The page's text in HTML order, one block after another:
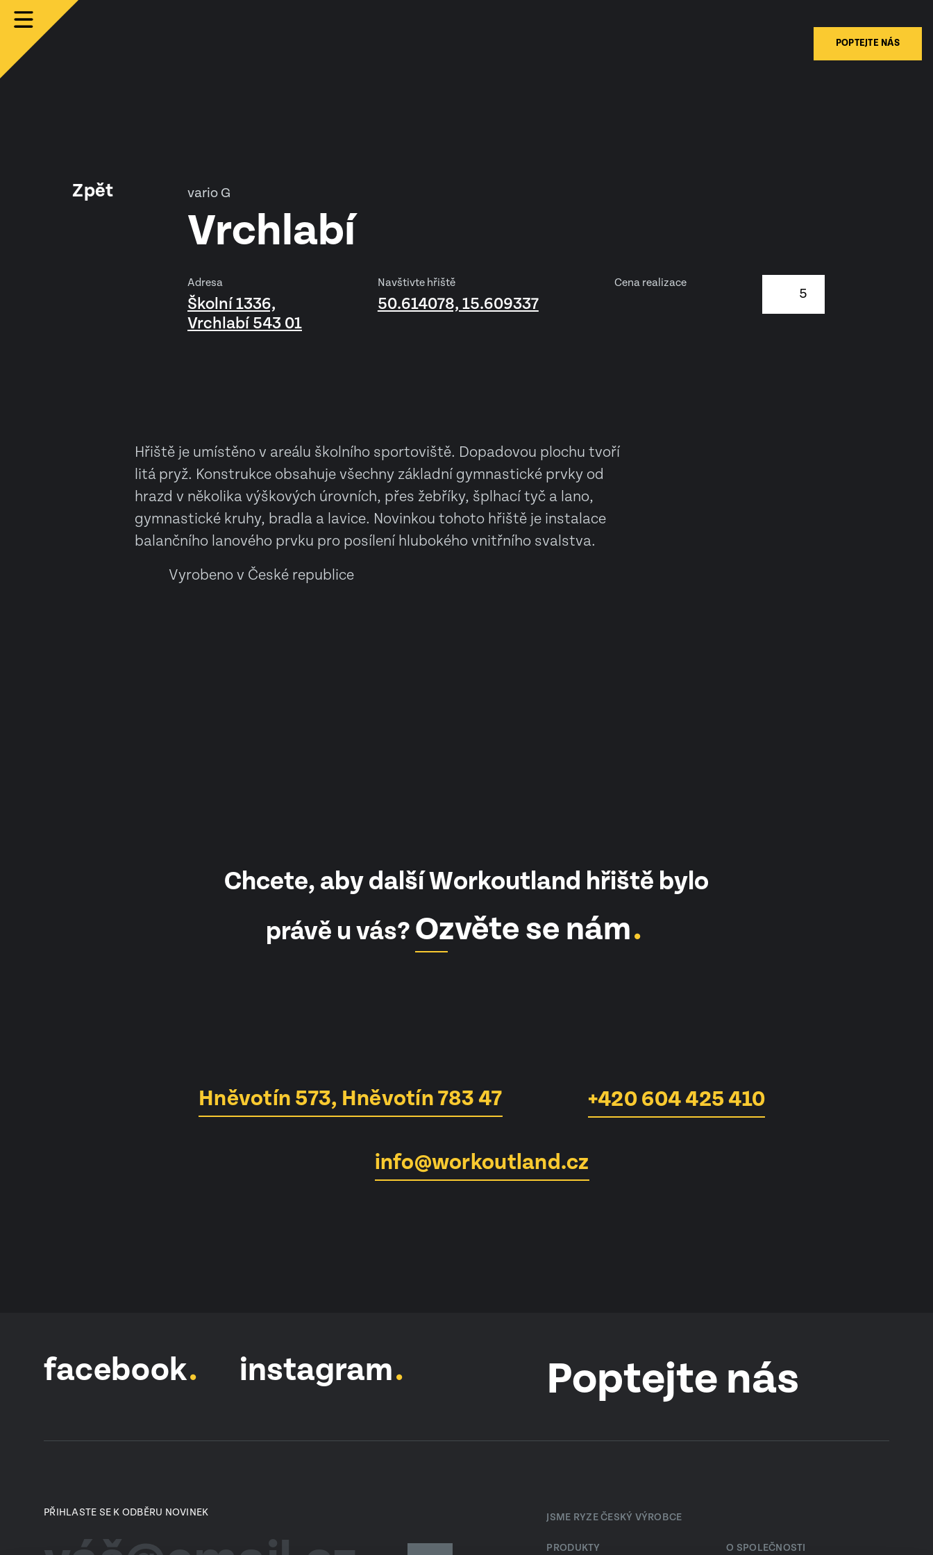
POPTEJTE NÁS
Zpět vario G
Vrchlabí
5
Adresa
Školní 1336,
Vrchlabí 543 01
Navštivte hřiště
50.614078, 15.609337
Cena realizace
Hřiště je umístěno v areálu školního sportoviště. Dopadovou plochu tvoří
litá pryž. Konstrukce obsahuje všechny základní gymnastické prvky od
hrazd v několika výškových úrovních, přes žebříky, šplhací tyč a lano,
gymnastické kruhy, bradla a lavice. Novinkou tohoto hřiště je instalace
balančního lanového prvku pro posílení hlubokého vnitřního svalstva.
Vyrobeno v České republice
Chcete, aby další Workoutland hřiště bylo
právě u vás? Ozvěte se nám
Hněvotín 573, Hněvotín 783 47 +420 604 425 410
info@workoutland.cz
facebook instagram Poptejte nás
PŘIHLASTE SE K ODBĚRU NOVINEK JSME RYZE ČESKÝ VÝROBCE
PRODUKTY O SPOLEČNOSTI